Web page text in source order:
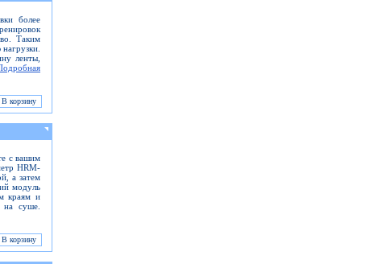
более
Таким
ленты,
с вашим
HRM-
а затем
модуль
краям и
на суше.